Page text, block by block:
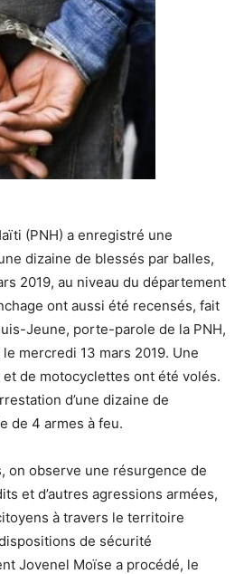
(PNH) a enregistré une
dizaine de blessés par balles,
2019, au niveau du département
ont aussi été recensés, fait
Jeune, porte-parole de la PNH,
mercredi 13 mars 2019. Une
de motocyclettes ont été volés.
d’une dizaine de
de 4 armes à feu.
on observe une résurgence de
et d’autres agressions armées,
à travers le territoire
de sécurité
Jovenel Moïse a procédé, le